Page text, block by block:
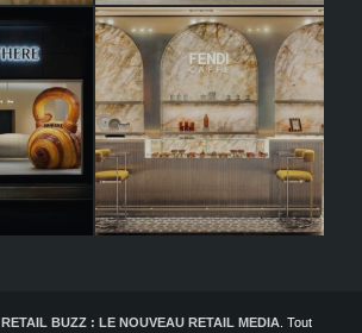
RETAIL BUZZ : LE NOUVEAU RETAIL MEDIA. Tout